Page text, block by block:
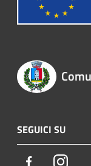
SEGUICI SU
Facebook